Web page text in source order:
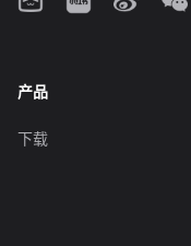
产品
下载